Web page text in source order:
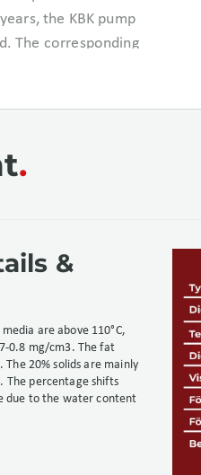
the KBK pump
The corresponding
&
are above 110°C,
0.8 mg/cm3. The fat
20% solids are mainly
The percentage shifts
due to the water content